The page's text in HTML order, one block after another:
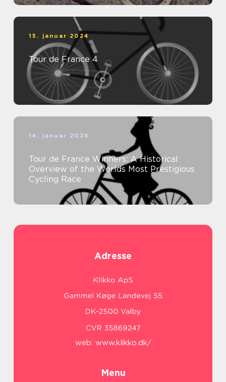
15. januar 2024
Tour de France 4
14. januar 2024
Tour de France Winners: A Historical
Overview of the Worlds Most Prestigious
Cycling Race
Adresse
web: www.klikko.dk/
Menu